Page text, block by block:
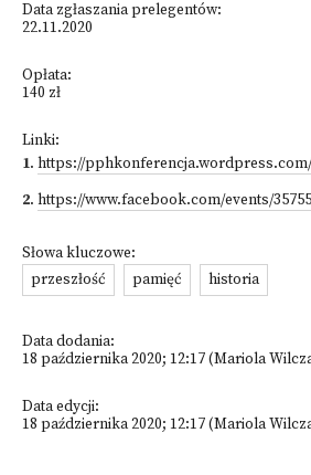
Data zgłaszania prelegentów:
22.11.2020
Opłata:
140 zł
Linki:
1. https://pphkonferencja.wordpress.com/
2. https://www.facebook.com/events/
Słowa kluczowe:
przeszłość
pamięć historia
Data dodania:
18 października 2020; 12:17 (Mariola
Data edycji:
18 października 2020; 12:17 (Mariola